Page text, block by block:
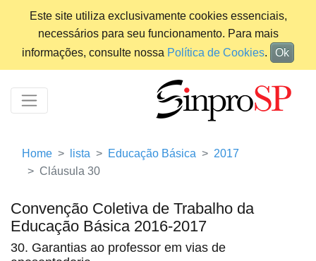
Este site utiliza exclusivamente cookies essenciais,
necessários para seu funcionamento. Para mais
informações, consulte nossa Política de Cookies. Ok
Home lista Educação Básica
2017
Cláusula 30
Convenção Coletiva de Trabalho da
Educação Básica 2016-2017
30. Garantias ao professor em vias de